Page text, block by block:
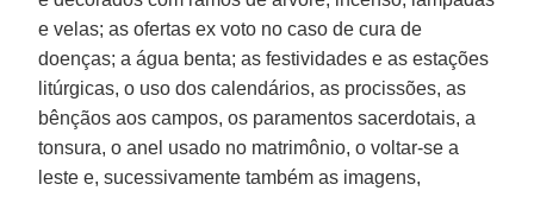
e velas; as ofertas ex voto no caso de cura de
doenças; a água benta; as festividades e as estações
litúrgicas, o uso dos calendários, as procissões, as
bênçãos aos campos, os paramentos sacerdotais, a
tonsura, o anel usado no matrimônio, o voltar-se a
leste e, sucessivamente também as imagens,